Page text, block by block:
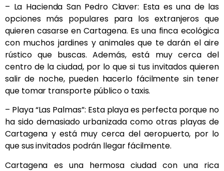
– La Hacienda San Pedro Claver: Esta es una de las
opciones más populares para los extranjeros que
quieren casarse en Cartagena. Es una finca ecológica
con muchos jardines y animales que te darán el aire
rústico que buscas. Además, está muy cerca del
centro de la ciudad, por lo que si tus invitados quieren
salir de noche, pueden hacerlo fácilmente sin tener
que tomar transporte público o taxis.
– Playa “Las Palmas”: Esta playa es perfecta porque no
ha sido demasiado urbanizada como otras playas de
Cartagena y está muy cerca del aeropuerto, por lo
que sus invitados podrán llegar fácilmente.
Cartagena es una hermosa ciudad con una rica